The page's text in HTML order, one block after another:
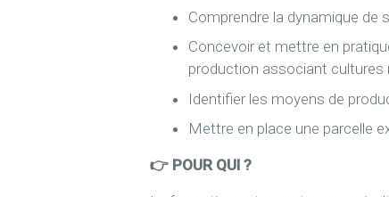
Comprendre la dynamique
Concevoir et mettre en
production associant cultures
Identifier les moyens de
Mettre en place une parcelle
👉 POUR QUI ?